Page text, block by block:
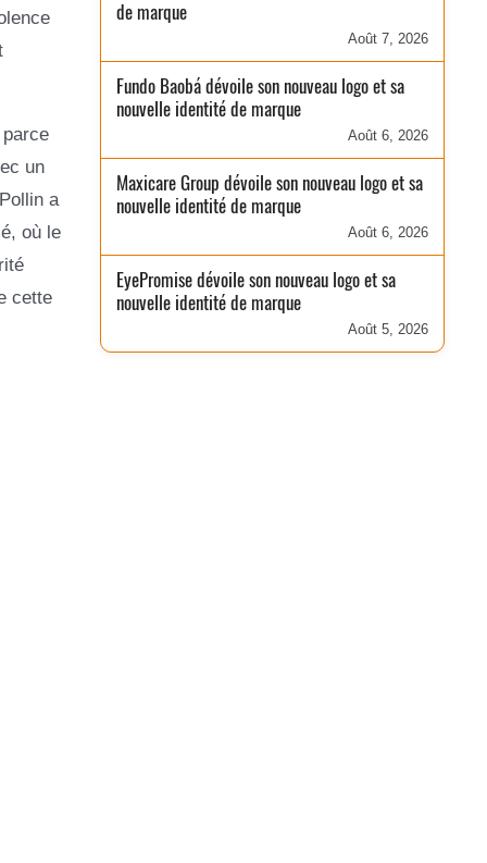
un
a
où le
cette
de marque
Août 7, 2026
Fundo Baobá dévoile son nouveau logo et sa
nouvelle identité de marque
Août 6, 2026
Maxicare Group dévoile son nouveau logo et sa
nouvelle identité de marque
Août 6, 2026
EyePromise dévoile son nouveau logo et sa
nouvelle identité de marque
Août 5, 2026